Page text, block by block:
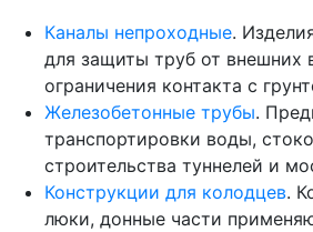
Каналы непроходные.
для защиты труб от внешних
ограничения контакта с
Железобетонные трубы.
транспортировки воды,
строительства туннелей и
Конструкции для колодцев.
люки, донные части